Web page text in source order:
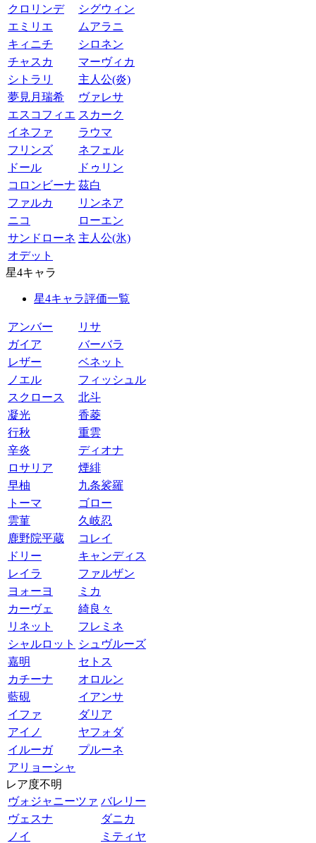
クロリンデ
シグウィン
エミリエ
ムアラニ
キィニチ
シロネン
チャスカ
マーヴィカ
シトラリ
主人公(炎)
夢見月瑞希
ヴァレサ
エスコフィエ スカーク
イネファ
ラウマ
フリンズ
ネフェル
ドール
ドゥリン
コロンビーナ 茲白
ファルカ
リンネア
ニコ
ローエン
サンドローネ 主人公(氷)
オデット
星4キャラ
星4キャラ評価一覧
アンバー
リサ
ガイア
バーバラ
レザー
ベネット
ノエル
フィッシュル
スクロース
北斗
凝光
香菱
行秋
重雲
辛炎
ディオナ
ロサリア
煙緋
早柚
九条裟羅
トーマ
ゴロー
雲菫
久岐忍
鹿野院平蔵
コレイ
ドリー
キャンディス
レイラ
ファルザン
ヨォーヨ
ミカ
カーヴェ
綺良々
リネット
フレミネ
シャルロット シュヴルーズ
嘉明
セトス
カチーナ
オロルン
藍硯
イアンサ
イファ
ダリア
アイノ
ヤフォダ
イルーガ
プルーネ
アリョーシャ
レア度不明
ヴォジャニーツァ バレリー
ヴェスナ
ダニカ
ノイ
ミティヤ